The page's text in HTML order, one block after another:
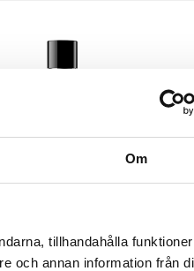
Om
tillhandahålla
och annan information från
Noir - Eau de
€
L.12.12
47,95